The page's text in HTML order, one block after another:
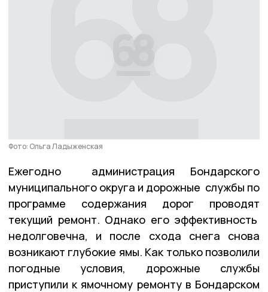
Фото: Ольга Ладыженская
Ежегодно администрация Бондарского
муниципального округа и дорожные службы по
программе содержания дорог проводят
текущий ремонт. Однако его эффективность
недолговечна, и после схода снега снова
возникают глубокие ямы. Как только позволили
погодные условия, дорожные службы
приступили к ямочному ремонту в Бондарском